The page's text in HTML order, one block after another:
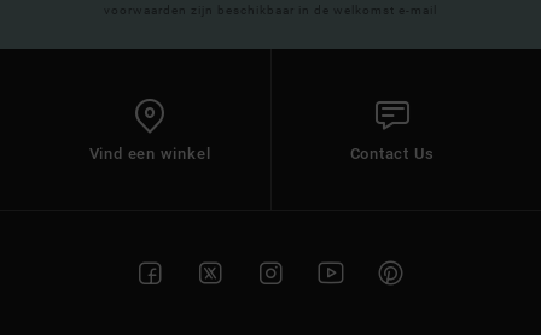
voorwaarden zijn beschikbaar in de welkomst e-mail
Vind een winkel Contact Us